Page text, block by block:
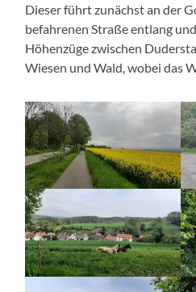
Dieser führt zunächst an der
befahrenen Straße entlang
Höhenzüge zwischen
Wiesen und Wald, wobei das